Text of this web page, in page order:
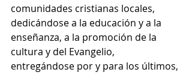
comunidades cristianas locales,
dedicándose a la educación y a la
enseñanza, a la promoción de la
cultura y del Evangelio,
entregándose por y para los últimos,